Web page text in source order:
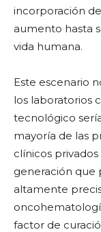
incorporación
aumento hasta
vida humana.
Este escenario
los laboratorios
tecnológico
mayoría de las
clínicos
generación que
altamente
factor de